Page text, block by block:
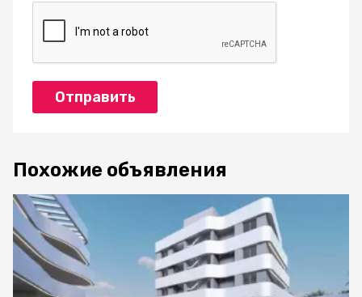
Отправить
Похожие объявления